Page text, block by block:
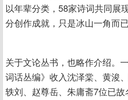
以年辈分类，58家诗词共同展
分创作成就，只是冰山一角而已
关于文论丛书，也略作介绍。
词话丛编》收入沈泽棠、黄浚
轶刘、赵尊岳、朱庸斋7位已